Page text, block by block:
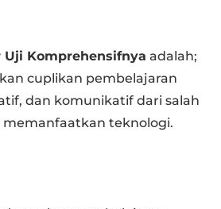
Uji Komprehensifnya adalah;
cuplikan pembelajaran
dan komunikatif dari salah
memanfaatkan teknologi.